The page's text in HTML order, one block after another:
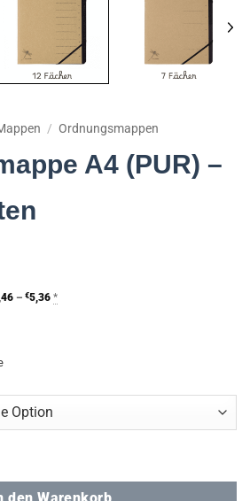
/ Ordnungsmappen
A4 (PUR) –
– €5,36Preisspanne:
*
- div. Varianten Menge